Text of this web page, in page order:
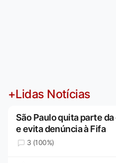
+Lidas Notícias
São Paulo quita parte
e evita denúncia à Fifa
3 (100%)